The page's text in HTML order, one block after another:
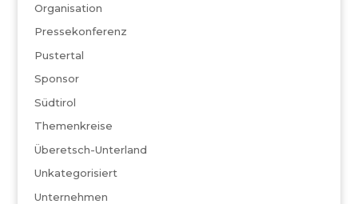
Organisation
Pressekonferenz
Pustertal
Sponsor
Südtirol
Themenkreise
Überetsch-Unterland
Unkategorisiert
Unternehmen